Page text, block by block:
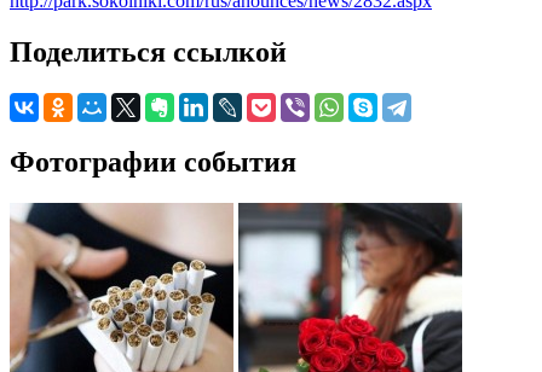
Поделиться ссылкой
Фотографии события